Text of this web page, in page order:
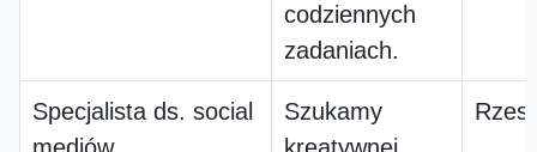
codziennych
zadaniach.
Specjalista ds. social
Szukamy